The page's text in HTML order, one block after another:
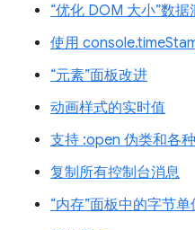
“优化 DOM 大小”数据
使用
“元素”面板改进
动画样式的实时值
支持 :open 伪类和各
复制所有控制台消息
“内存”面板中的字节单